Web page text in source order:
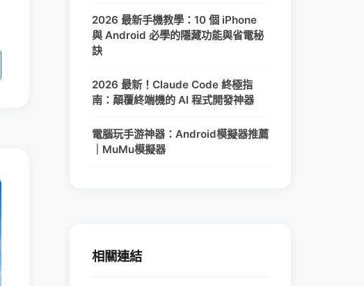
2026 最新手機教學：10 個 iPhone
與 Android 必學的隱藏功能與省電秘
訣
2026 最新！Claude Code 終極指
南：顛覆終端機的 AI 程式開發神器
電腦玩手游神器：Android模擬器推薦
｜MuMu模擬器
相關連結